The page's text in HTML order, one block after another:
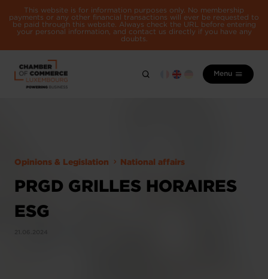
This website is for information purposes only. No membership
payments or any other financial transactions will ever be requested to
be paid through this website. Always check the URL before entering
your personal information, and contact us directly if you have any
doubts.
Menu
Opinions & Legislation National affairs
PRGD GRILLES HORAIRES
ESG